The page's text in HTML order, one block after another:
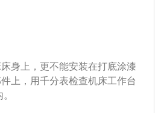
身上，更不能安装在打底涂漆
上，用千分表检查机床工作台